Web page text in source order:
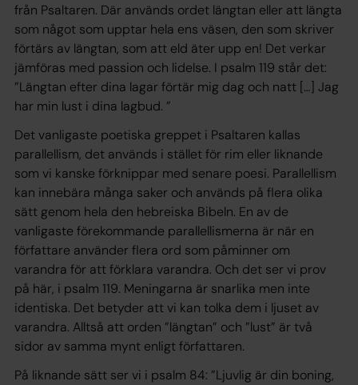
från Psaltaren. Där används ordet längtan eller att längta
som något som upptar hela ens väsen, den som skriver
förtärs av längtan, som att eld äter upp en! Det verkar
jämföras med passion och lidelse. I psalm 119 står det:
”Längtan efter dina lagar förtär mig dag och natt […] Jag
har min lust i dina lagbud. ”
Det vanligaste poetiska greppet i Psaltaren kallas
parallellism, det används i stället för rim eller liknande
som vi kanske förknippar med senare poesi. Parallellism
kan innebära många saker och används på flera olika
sätt genom hela den hebreiska Bibeln. En av de
vanligaste förekommande parallellismerna är när en
författare använder flera ord som påminner om
varandra för att förklara varandra. Och det ser vi prov
på här, i psalm 119. Meningarna är snarlika men inte
identiska. Det betyder att vi kan tolka dem i ljuset av
varandra. Alltså att orden ”längtan” och ”lust” är två
sidor av samma mynt enligt författaren.
På liknande sätt ser vi i psalm 84: ”Ljuvlig är din boning,